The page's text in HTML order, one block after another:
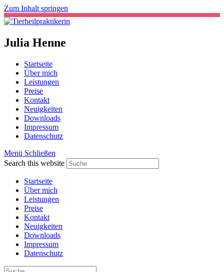
Zum Inhalt springen
Julia Henne
Startseite
Über mich
Leistungen
Preise
Kontakt
Neuigkeiten
Downloads
Impressum
Datenschutz
Menü Schließen
Search this website
Startseite
Über mich
Leistungen
Preise
Kontakt
Neuigkeiten
Downloads
Impressum
Datenschutz